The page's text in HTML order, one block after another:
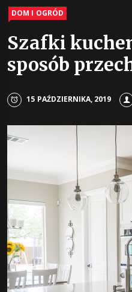
DOM I OGRÓD
Szafki
sposób
15 PAŹDZIERNIKA, 2019